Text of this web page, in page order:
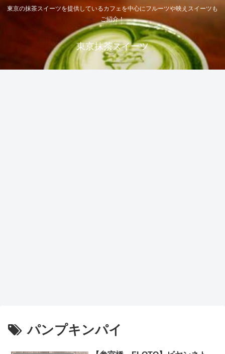
東京の抹茶スイーツを提供しているカフェを中心にフルーツや映えスイーツも
ご紹介！
東京抹茶スイーツ
パンプキンパイ